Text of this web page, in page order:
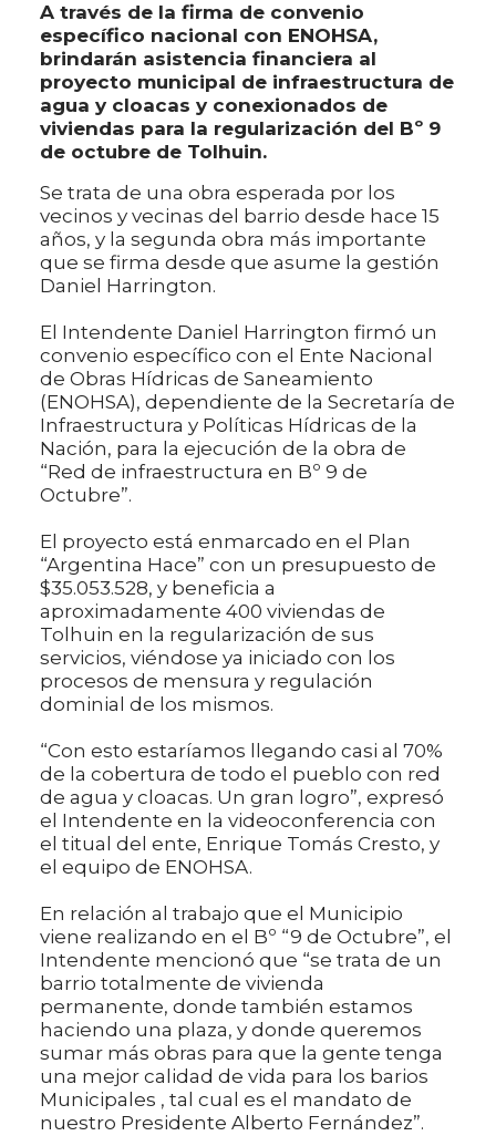
A través de la firma de convenio
específico nacional con ENOHSA,
brindarán asistencia financiera al
proyecto municipal de infraestructura de
agua y cloacas y conexionados de
viviendas para la regularización del Bº 9
de octubre de Tolhuin.
Se trata de una obra esperada por los
vecinos y vecinas del barrio desde hace 15
años, y la segunda obra más importante
que se firma desde que asume la gestión
Daniel Harrington.
El Intendente Daniel Harrington firmó un
convenio específico con el Ente Nacional
de Obras Hídricas de Saneamiento
(ENOHSA), dependiente de la Secretaría de
Infraestructura y Políticas Hídricas de la
Nación, para la ejecución de la obra de
“Red de infraestructura en Bº 9 de
Octubre”.
El proyecto está enmarcado en el Plan
“Argentina Hace” con un presupuesto de
$35.053.528, y beneficia a
aproximadamente 400 viviendas de
Tolhuin en la regularización de sus
servicios, viéndose ya iniciado con los
procesos de mensura y regulación
dominial de los mismos.
“Con esto estaríamos llegando casi al 70%
de la cobertura de todo el pueblo con red
de agua y cloacas. Un gran logro”, expresó
el Intendente en la videoconferencia con
el titual del ente, Enrique Tomás Cresto, y
el equipo de ENOHSA.
En relación al trabajo que el Municipio
viene realizando en el Bº “9 de Octubre”, el
Intendente mencionó que “se trata de un
barrio totalmente de vivienda
permanente, donde también estamos
haciendo una plaza, y donde queremos
sumar más obras para que la gente tenga
una mejor calidad de vida para los barios
Municipales , tal cual es el mandato de
nuestro Presidente Alberto Fernández”.